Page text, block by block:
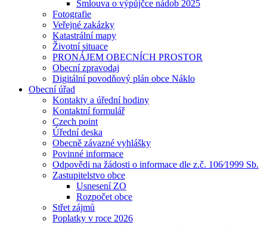
Smlouva o výpůjčce nádob 2025
Fotografie
Veřejné zakázky
Katastrální mapy
Životní situace
PRONÁJEM OBECNÍCH PROSTOR
Obecní zpravodaj
Digitální povodňový plán obce Náklo
Obecní úřad
Kontakty a úřední hodiny
Kontaktní formulář
Czech point
Úřední deska
Obecně závazné vyhlášky
Povinné informace
Odpovědi na žádosti o informace dle z.č. 106⁄1999 Sb.
Zastupitelstvo obce
Usnesení ZO
Rozpočet obce
Střet zájmů
Poplatky v roce 2026